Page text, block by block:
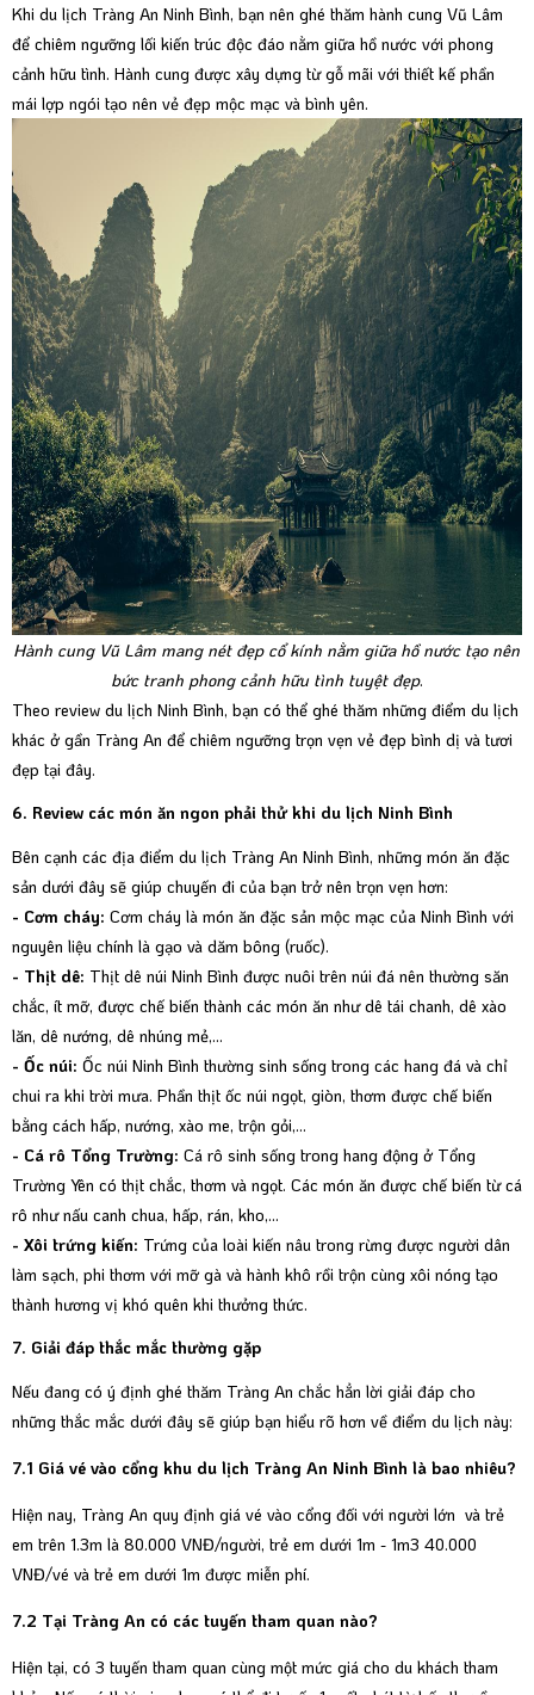
Khi du lịch Tràng An Ninh Bình, bạn nên ghé thăm hành cung Vũ Lâm
để chiêm ngưỡng lối kiến trúc độc đáo nằm giữa hồ nước với phong
cảnh hữu tình. Hành cung được xây dựng từ gỗ mãi với thiết kế phần
mái lợp ngói tạo nên vẻ đẹp mộc mạc và bình yên.
Hành cung Vũ Lâm mang nét đẹp cổ kính nằm giữa hồ nước tạo nên
bức tranh phong cảnh hữu tình tuyệt đẹp.
Theo review du lịch Ninh Bình, bạn có thể ghé thăm những điểm du lịch
khác ở gần Tràng An để chiêm ngưỡng trọn vẹn vẻ đẹp bình dị và tươi
đẹp tại đây.
6. Review các món ăn ngon phải thử khi du lịch Ninh Bình
Bên cạnh các địa điểm du lịch Tràng An Ninh Bình, những món ăn đặc
sản dưới đây sẽ giúp chuyến đi của bạn trở nên trọn vẹn hơn:
- Cơm cháy: Cơm cháy là món ăn đặc sản mộc mạc của Ninh Bình với
nguyên liệu chính là gạo và dăm bông (ruốc).
- Thịt dê: Thịt dê núi Ninh Bình được nuôi trên núi đá nên thường săn
chắc, ít mỡ, được chế biến thành các món ăn như dê tái chanh, dê xào
lăn, dê nướng, dê nhúng mẻ,...
- Ốc núi: Ốc núi Ninh Bình thường sinh sống trong các hang đá và chỉ
chui ra khi trời mưa. Phần thịt ốc núi ngọt, giòn, thơm được chế biến
bằng cách hấp, nướng, xào me, trộn gỏi,...
- Cá rô Tổng Trường: Cá rô sinh sống trong hang động ở Tổng
Trường Yên có thịt chắc, thơm và ngọt. Các món ăn được chế biến từ cá
rô như nấu canh chua, hấp, rán, kho,...
- Xôi trứng kiến: Trứng của loài kiến nâu trong rừng được người dân
làm sạch, phi thơm với mỡ gà và hành khô rồi trộn cùng xôi nóng tạo
thành hương vị khó quên khi thưởng thức.
7. Giải đáp thắc mắc thường gặp
Nếu đang có ý định ghé thăm Tràng An chắc hẳn lời giải đáp cho
những thắc mắc dưới đây sẽ giúp bạn hiểu rõ hơn về điểm du lịch này:
7.1 Giá vé vào cổng khu du lịch Tràng An Ninh Bình là bao nhiêu?
Hiện nay, Tràng An quy định giá vé vào cổng đối với người lớn và trẻ
em trên 1.3m là 80.000 VNĐ/người, trẻ em dưới 1m - 1m3 40.000
VNĐ/vé và trẻ em dưới 1m được miễn phí.
7.2 Tại Tràng An có các tuyến tham quan nào?
Hiện tại, có 3 tuyến tham quan cùng một mức giá cho du khách tham